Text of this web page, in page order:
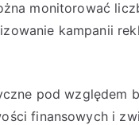
monitorować
kampanii
pod względem
finansowych i